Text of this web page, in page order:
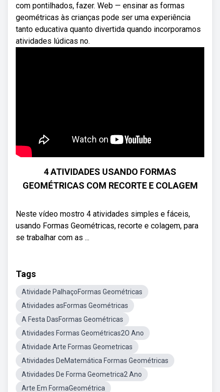
com pontilhados, fazer. Web — ensinar as formas
geométricas às crianças pode ser uma experiência
tanto educativa quanto divertida quando incorporamos
atividades lúdicas no.
4 ATIVIDADES USANDO FORMAS
GEOMÉTRICAS COM RECORTE E COLAGEM
Neste vídeo mostro 4 atividades simples e fáceis,
usando Formas Geométricas, recorte e colagem, para
se trabalhar com as ...
Tags
Atividade PalhaçoFormas Geométricas
Atividades asFormas Geométricas
A Festa DasFormas Geométricas
Atividades Formas Geométricas2O Ano
Atividade Arte Formas Geometricas
Atividades DeMatemática Formas Geométricas
Atividades De Forma Geometrica2 Ano
Arte Em FormaGeométrica